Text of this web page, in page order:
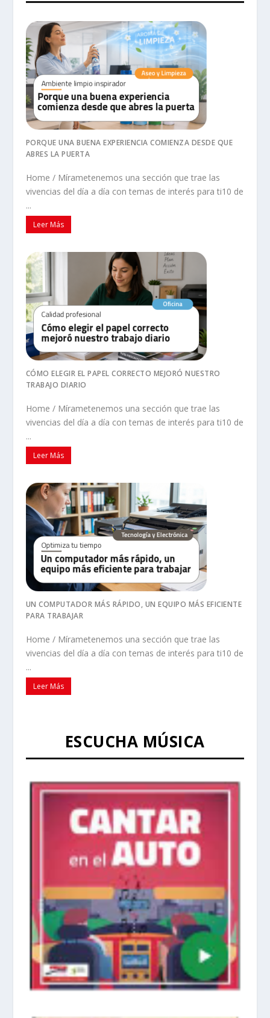
PORQUE UNA BUENA EXPERIENCIA COMIENZA DESDE QUE
ABRES LA PUERTA
Home / Mírametenemos una sección que trae las
vivencias del día a día con temas de interés para ti10 de
...
Leer Más
CÓMO ELEGIR EL PAPEL CORRECTO MEJORÓ NUESTRO
TRABAJO DIARIO
Home / Mírametenemos una sección que trae las
vivencias del día a día con temas de interés para ti10 de
...
Leer Más
UN COMPUTADOR MÁS RÁPIDO, UN EQUIPO MÁS EFICIENTE
PARA TRABAJAR
Home / Mírametenemos una sección que trae las
vivencias del día a día con temas de interés para ti10 de
...
Leer Más
ESCUCHA MÚSICA